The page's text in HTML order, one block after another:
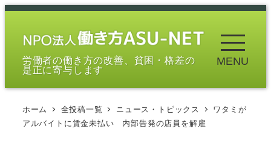
メ
労働者の働き方の改善、貧困・格差の
是正に寄与します
MENU
ホーム 全投稿一覧 ニュース・トピックス
ワタミが
アルバイトに賃金未払い 内部告発の店員を解雇